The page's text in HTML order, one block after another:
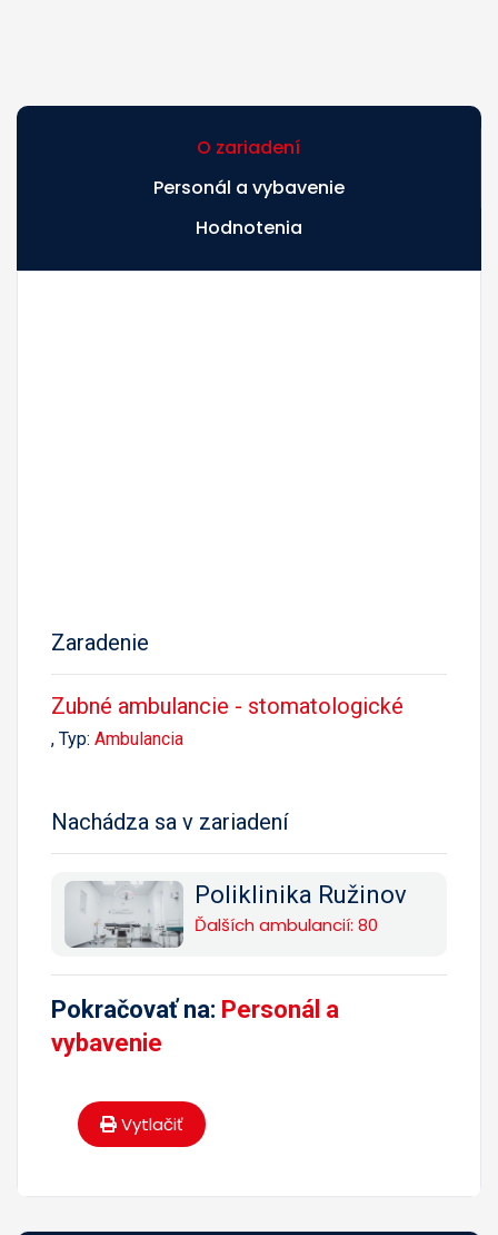
O zariadení
Personál a vybavenie
Hodnotenia
Zaradenie
Zubné ambulancie - stomatologické
, Typ: Ambulancia
Nachádza sa v zariadení
Poliklinika Ružinov
Ďalších ambulancií: 80
Pokračovať na: Personál a
vybavenie
Vytlačiť